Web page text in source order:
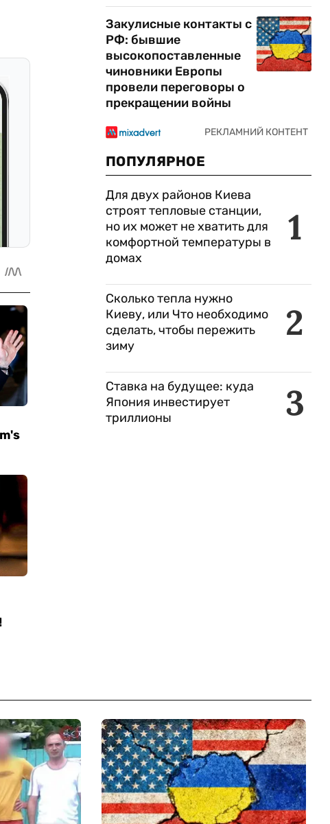
Закулисные контакты с
РФ: бывшие
высокопоставленные
чиновники Европы
провели переговоры о
прекращении войны
ПОПУЛЯРНОЕ
1
Для двух районов Киева
строят тепловые станции,
но их может не хватить для
комфортной температуры в
домах
2
Сколько тепла нужно
Киеву, или Что необходимо
сделать, чтобы пережить
зиму
3
Ставка на будущее: куда
Япония инвестирует
триллионы